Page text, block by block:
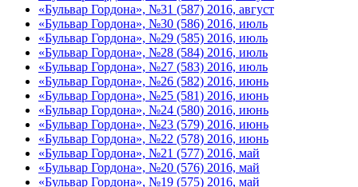
«Бульвар Гордона», №31 (587) 2016, август
«Бульвар Гордона», №30 (586) 2016, июль
«Бульвар Гордона», №29 (585) 2016, июль
«Бульвар Гордона», №28 (584) 2016, июль
«Бульвар Гордона», №27 (583) 2016, июль
«Бульвар Гордона», №26 (582) 2016, июнь
«Бульвар Гордона», №25 (581) 2016, июнь
«Бульвар Гордона», №24 (580) 2016, июнь
«Бульвар Гордона», №23 (579) 2016, июнь
«Бульвар Гордона», №22 (578) 2016, июнь
«Бульвар Гордона», №21 (577) 2016, май
«Бульвар Гордона», №20 (576) 2016, май
«Бульвар Гордона», №19 (575) 2016, май